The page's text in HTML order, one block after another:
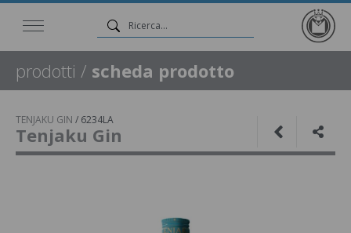
prodotti / scheda prodotto
TENJAKU GIN / 6234LA
Tenjaku Gin